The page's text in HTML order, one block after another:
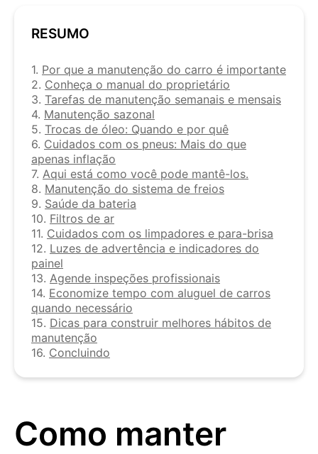
RESUMO
1. Por que a manutenção do carro é importante
2. Conheça o manual do proprietário
3. Tarefas de manutenção semanais e mensais
4. Manutenção sazonal
5. Trocas de óleo: Quando e por quê
6. Cuidados com os pneus: Mais do que
apenas inflação
7. Aqui está como você pode mantê-los.
8. Manutenção do sistema de freios
9. Saúde da bateria
10. Filtros de ar
11. Cuidados com os limpadores e para-brisa
12. Luzes de advertência e indicadores do
painel
13. Agende inspeções profissionais
14. Economize tempo com aluguel de carros
quando necessário
15. Dicas para construir melhores hábitos de
manutenção
16. Concluindo
Como manter